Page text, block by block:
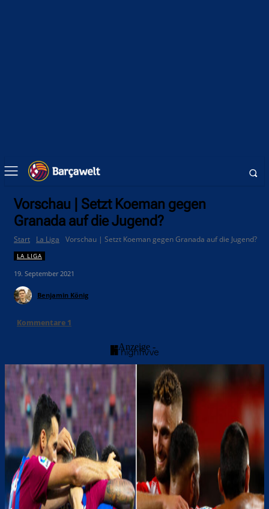
Vorschau | Setzt Koeman gegen
Granada auf die Jugend?
Start La Liga Vorschau | Setzt Koeman gegen Granada auf die Jugend?
LA LIGA
19. September 2021
Benjamin König
Kommentare 1
- Anzeige -